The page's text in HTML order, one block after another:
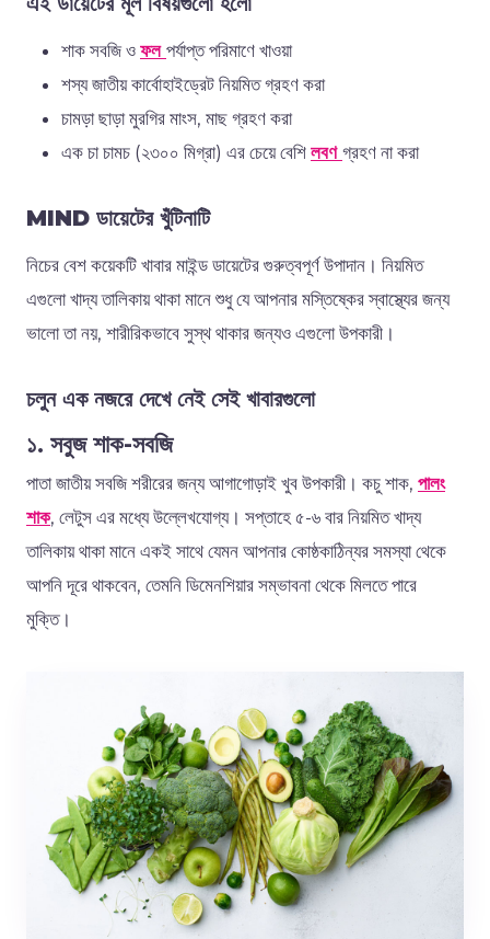
শাক সবজি ও ফল পর্যাপ্ত পরিমাণে খাওয়া
শস্য জাতীয় কার্বোহাইড্রেট নিয়মিত গ্রহণ করা
চামড়া ছাড়া মুরগির মাংস, মাছ গ্রহণ করা
এক চা চামচ (২৩০০ মিগ্রা) এর চেয়ে বেশি লবণ গ্রহণ না করা
MIND ডায়েটের খুঁটিনাটি
নিচের বেশ কয়েকটি খাবার মাইন্ড ডায়েটের গুরুত্বপূর্ণ উপাদান। নিয়মিত
এগুলো খাদ্য তালিকায় থাকা মানে শুধু যে আপনার মস্তিষ্কের স্বাস্থ্যের জন্য
ভালো তা নয়, শারীরিকভাবে সুস্থ থাকার জন্যও এগুলো উপকারী।
চলুন এক নজরে দেখে নেই সেই খাবারগুলো
১. সবুজ শাক-সবজি
পাতা জাতীয় সবজি শরীরের জন্য আগাগোড়াই খুব উপকারী। কচু শাক, পালং
শাক, লেটুস এর মধ্যে উল্লেখযোগ্য। সপ্তাহে ৫-৬ বার নিয়মিত খাদ্য
তালিকায় থাকা মানে একই সাথে যেমন আপনার কোষ্ঠকাঠিন্যর সমস্যা থেকে
আপনি দূরে থাকবেন, তেমনি ডিমেনশিয়ার সম্ভাবনা থেকে মিলতে পারে
মুক্তি।